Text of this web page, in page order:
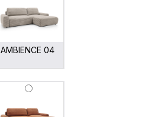
AMBIENCE 04